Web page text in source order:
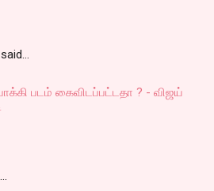
said…
படம் கைவிடப்பட்டதா ? - விஜய்